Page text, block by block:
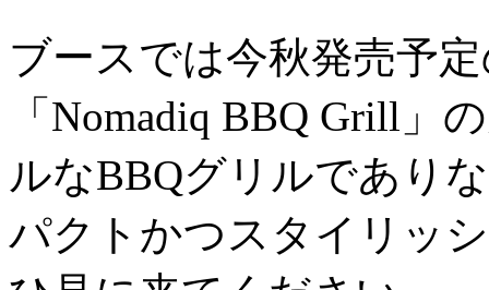
ブースでは今秋発売予
「Nomadiq BBQ Grill」
ルなBBQグリルであり
パクトかつスタイリッ